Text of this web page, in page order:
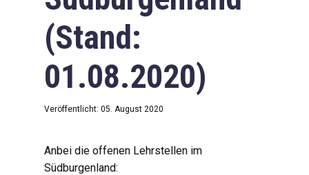
(Stand:
01.08.2020)
Veröffentlicht: 05. August 2020
Anbei die offenen Lehrstellen im
Südburgenland: